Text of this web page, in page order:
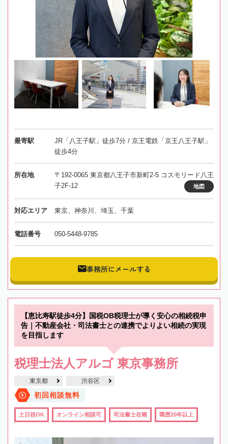
最寄駅
JR「八王子駅」徒歩7分 / 京王電鉄「京王八王子駅」
徒歩4分
所在地
〒192-0065 東京都八王子市新町2-5 コスモリード八王
子2F-12
地図
対応エリア 東京、神奈川、埼玉、千葉
電話番号 050-5448-9785
事務所にメールする
【恵比寿駅徒歩4分】国税OB税理士が導く安心の相続税申
告｜不動産会社・司法書士との連携でよりよい相続の実現
を目指します
税理士法人アルゴ 東京事務所
東京都 渋谷区
初回相談無料
土日祝OK オンライン相談可 司法書士在籍 職歴20年以上